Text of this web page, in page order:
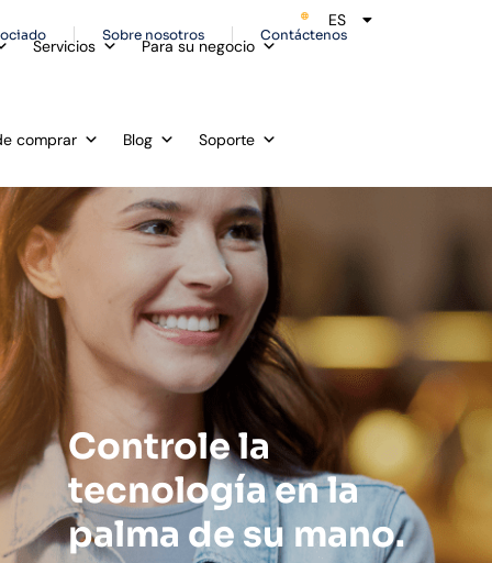
Sobre nosotros Contáctenos
Servicios Para su negocio
comprar Blog Soporte
ES
EN
Controle la
tecnología en la
palma de su mano.